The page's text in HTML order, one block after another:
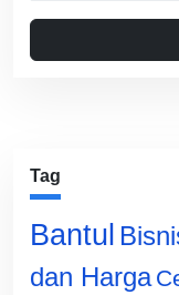
Tag
Bantul
dan Harga